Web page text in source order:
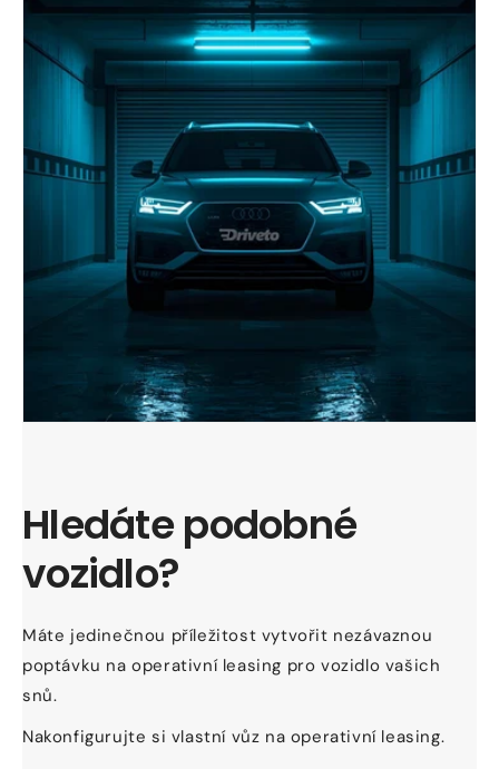
Hledáte podobné
vozidlo?
Máte jedinečnou příležitost vytvořit nezávaznou
poptávku na operativní leasing pro vozidlo vašich
snů.
Nakonfigurujte si vlastní vůz na operativní leasing.